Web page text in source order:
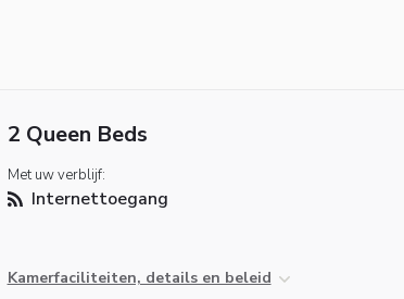
2 Queen Beds
Met uw verblijf:
Internettoegang
Kamerfaciliteiten, details en beleid